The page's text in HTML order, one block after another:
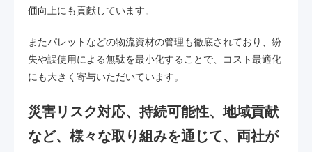
価向上にも貢献しています。
またパレットなどの物流資材の管理も徹底されており、紛
失や誤使用による無駄を最小化することで、コスト最適化
にも大きく寄与いただいています。
災害リスク対応、持続可能性、地域貢献
など、様々な取り組みを通じて、両社が